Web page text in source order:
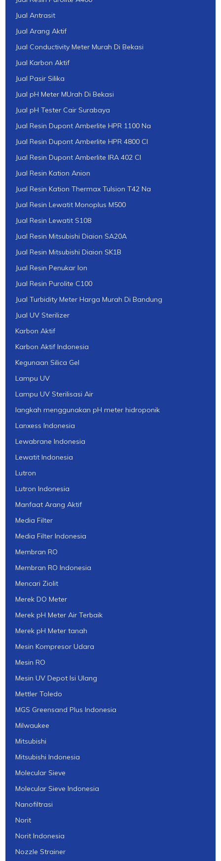
Jual Antrasit
Jual Arang Aktif
Jual Conductivity Meter Murah Di Bekasi
Jual Karbon Aktif
Jual Pasir Silika
Jual pH Meter MUrah Di Bekasi
Jual pH Tester Cair Surabaya
Jual Resin Dupont Amberlite HPR 1100 Na
Jual Resin Dupont Amberlite HPR 4800 Cl
Jual Resin Dupont Amberlite IRA 402 Cl
Jual Resin Kation Anion
Jual Resin Kation Thermax Tulsion T42 Na
Jual Resin Lewatit Monoplus M500
Jual Resin Lewatit S108
Jual Resin Mitsubishi Diaion SA20A
Jual Resin Mitsubishi Diaion SK1B
Jual Resin Penukar Ion
Jual Resin Purolite C100
Jual Turbidity Meter Harga Murah Di Bandung
Jual UV Sterilizer
Karbon Aktif
Karbon Aktif Indonesia
Kegunaan Silica Gel
Lampu UV
Lampu UV Sterilisasi Air
langkah menggunakan pH meter hidroponik
Lanxess Indonesia
Lewabrane Indonesia
Lewatit Indonesia
Lutron
Lutron Indonesia
Manfaat Arang Aktif
Media Filter
Media Filter Indonesia
Membran RO
Membran RO Indonesia
Mencari Ziolit
Merek DO Meter
Merek pH Meter Air Terbaik
Merek pH Meter tanah
Mesin Kompresor Udara
Mesin RO
Mesin UV Depot Isi Ulang
Mettler Toledo
MGS Greensand Plus Indonesia
Milwaukee
Mitsubishi
Mitsubishi Indonesia
Molecular Sieve
Molecular Sieve Indonesia
Nanofiltrasi
Norit
Norit Indonesia
Nozzle Strainer